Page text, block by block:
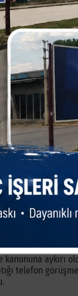
gazete olarak,
risk olacağı
göreve
kelime
durumu
Saadet
korumaya
ve
için
Harun
mesnetsiz
ihaleler alan
etmemişti
kez ilk sondajı
zorladık.
yapmak
kanununa aykırı
telefon